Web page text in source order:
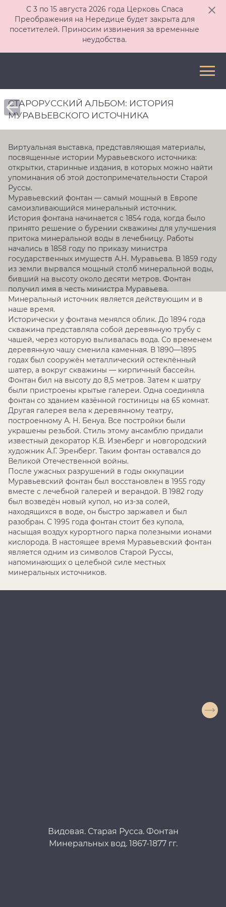
С 3 по 15 августа 2026 года Церковь Спаса
Преображения на Нередице будет закрыта для
посетителей. Приносим извинения за временные
неудобства.
СТАРОРУССКИЙ АЛЬБОМ: ИСТОРИЯ
МУРАВЬЕВСКОГО ИСТОЧНИКА
Виртуальная выставка, представляющая материалы,
посвященные истории Муравьевского источника:
открытки, старинные издания, в которых можно найти
упоминания об этой достопримечательности Старой
Руссы.
Муравьевский фонтан — самый мощный в Европе
самоизливающийся минеральный источник.
История фонтана начинается с 1854 года, когда было
принято решение о бурении скважины для улучшения
притока минеральной воды в лечебницу. Работы
начались в 1858 году по приказу министра
государственных имуществ А.Н. Муравьева. В 1859 году
из земли вырвался мощный столб минеральной воды,
бивший на высоту около десяти метров. Фонтан
получил имя в честь министра Муравьева.
Минеральный источник является действующим и в
наше время.
Исторически у фонтана менялся облик. До 1894 года
скважина представляла собой деревянную трубу с
чашей, через которую выливалась вода. Со временем
деревянную чашу сменила каменная. В 1890—1895
годах был сооружён металлический остеклённый
шатер, а вокруг скважины — кирпичный бассейн.
Фонтан бил на высоту до 8,5 метров. Затем к шатру
были пристроены крытые галереи. Одна соединяла
фонтан со зданием казённой гостиницы на 65 комнат.
Другая галерея вела к деревянному театру,
построенному А. Н. Бенуа. Все постройки были
украшены резьбой. Стиль этому ансамблю придали
известный декоратор К.В. Изенберг и новгородский
художник А.Г. Эренберг. Таким фонтан оставался до
Великой Отечественной войны.
После ужасных разрушений в годы оккупации
Муравьевский фонтан был восстановлен в 1955 году
вместе с лечебной галерей и верандой. В 1982 году
был возведён новый купол, но из-за солей,
находящихся в воде, он быстро заржавел и был
разобран. С 1995 года фонтан стоит без купола,
насыщая воздух курортного парка полезными ионами
кислорода. В настоящее время Муравьевский фонтан
является одним из символов Старой Руссы,
напоминающих о целебной силе местных
минеральных источников.
Видовая. Старая Русса. Фонтан
Минеральных вод. 1867-1877 гг.